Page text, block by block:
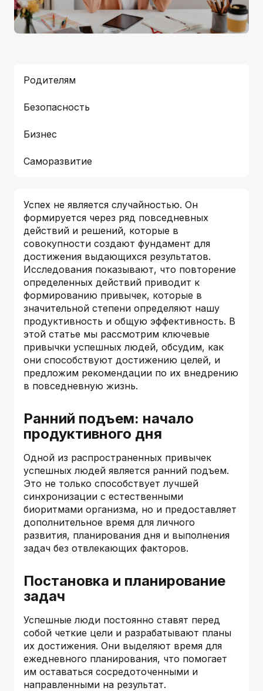
Родителям
Безопасность
Бизнес
Саморазвитие
Успех не является случайностью. Он
формируется через ряд повседневных
действий и решений, которые в
совокупности создают фундамент для
достижения выдающихся результатов.
Исследования показывают, что повторение
определенных действий приводит к
формированию привычек, которые в
значительной степени определяют нашу
продуктивность и общую эффективность. В
этой статье мы рассмотрим ключевые
привычки успешных людей, обсудим, как
они способствуют достижению целей, и
предложим рекомендации по их внедрению
в повседневную жизнь.
Ранний подъем: начало
продуктивного дня
Одной из распространенных привычек
успешных людей является ранний подъем.
Это не только способствует лучшей
синхронизации с естественными
биоритмами организма, но и предоставляет
дополнительное время для личного
развития, планирования дня и выполнения
задач без отвлекающих факторов.
Постановка и планирование
задач
Успешные люди постоянно ставят перед
собой четкие цели и разрабатывают планы
их достижения. Они выделяют время для
ежедневного планирования, что помогает
им оставаться сосредоточенными и
направленными на результат.